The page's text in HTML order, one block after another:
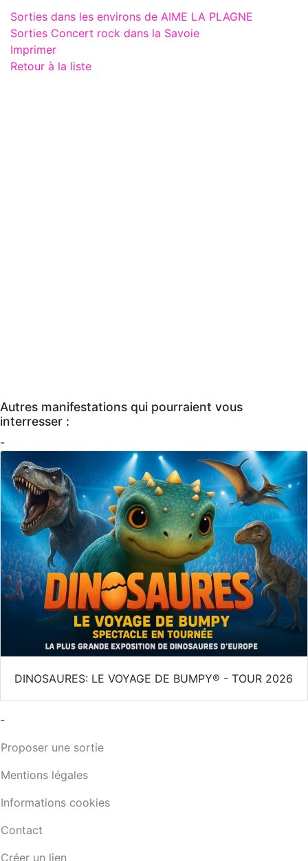
Sorties dans les environs de AIME LA PLAGNE
Sorties Concert rock dans la Savoie
Imprimer
Retour à la liste
Autres manifestations qui pourraient vous
interresser :
-
DINOSAURES: LE VOYAGE DE BUMPY® - TOUR 2026
-
Proposer une sortie
Mentions légales
Informations cookies
Contact
Créer un lien